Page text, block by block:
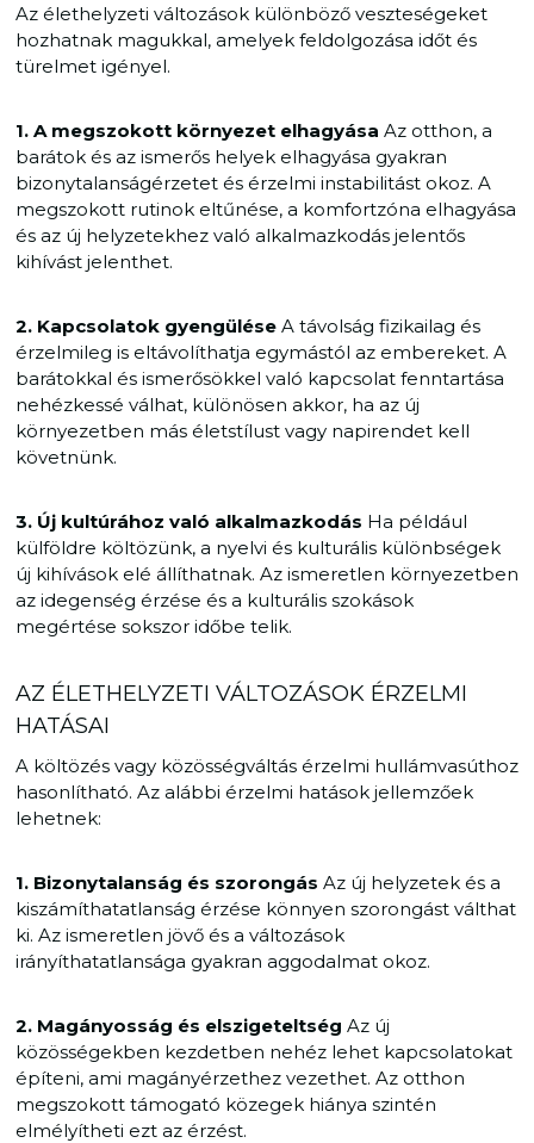
Az élethelyzeti változások különböző veszteségeket
hozhatnak magukkal, amelyek feldolgozása időt és
türelmet igényel.
1. A megszokott környezet elhagyása Az otthon, a
barátok és az ismerős helyek elhagyása gyakran
bizonytalanságérzetet és érzelmi instabilitást okoz. A
megszokott rutinok eltűnése, a komfortzóna elhagyása
és az új helyzetekhez való alkalmazkodás jelentős
kihívást jelenthet.
2. Kapcsolatok gyengüléseA távolság fizikailag és
érzelmileg is eltávolíthatja egymástól az embereket. A
barátokkal és ismerősökkel való kapcsolat fenntartása
nehézkessé válhat, különösen akkor, ha az új
környezetben más életstílust vagy napirendet kell
követnünk.
3. Új kultúrához való alkalmazkodás Ha például
külföldre költözünk, a nyelvi és kulturális különbségek
új kihívások elé állíthatnak. Az ismeretlen környezetben
az idegenség érzése és a kulturális szokások
megértése sokszor időbe telik.
AZ ÉLETHELYZETI VÁLTOZÁSOK ÉRZELMI
HATÁSAI
A költözés vagy közösségváltás érzelmi hullámvasúthoz
hasonlítható. Az alábbi érzelmi hatások jellemzőek
lehetnek:
1. Bizonytalanság és szorongás Az új helyzetek és a
kiszámíthatatlanság érzése könnyen szorongást válthat
ki. Az ismeretlen jövő és a változások
irányíthatatlansága gyakran aggodalmat okoz.
2. Magányosság és elszigeteltség Az új
közösségekben kezdetben nehéz lehet kapcsolatokat
építeni, ami magányérzethez vezethet. Az otthon
megszokott támogató közegek hiánya szintén
elmélyítheti ezt az érzést.